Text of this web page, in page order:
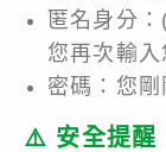
匿名身分
您再次輸
密碼：您
⚠️ 安全提醒